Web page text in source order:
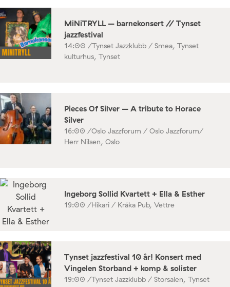
MiNiTRYLL – barnekonsert // Tynset
jazzfestival
14:00 /Tynset Jazzklubb / Smea, Tynset
kulturhus, Tynset
Pieces Of Silver – A tribute to Horace
Silver
16:00 /Oslo Jazzforum / Oslo Jazzforum/
Herr Nilsen, Oslo
Ingeborg Sollid Kvartett + Ella & Esther
19:00 /Hikari / Kråka Pub, Vettre
Tynset jazzfestival 10 år! Konsert med
Vingelen Storband + komp & solister
19:00 /Tynset Jazzklubb / Storsalen, Tynset